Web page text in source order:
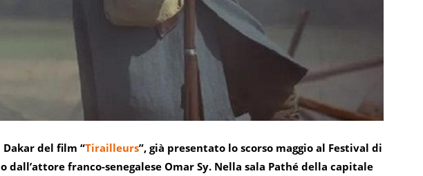
del film “Tirailleurs”, già presentato lo scorso maggio al Festival di
franco-senegalese Omar Sy. Nella sala Pathé della capitale